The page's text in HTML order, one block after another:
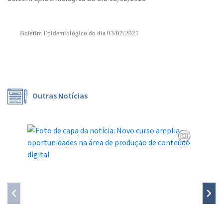
Boletim Epidemiológico do dia 03/02/2021
Outras Notícias